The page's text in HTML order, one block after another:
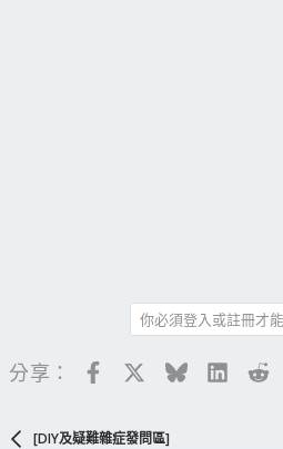
你必須登入或註冊才
分享： FacebookBluesky
[DIY及疑難雜症發問區]